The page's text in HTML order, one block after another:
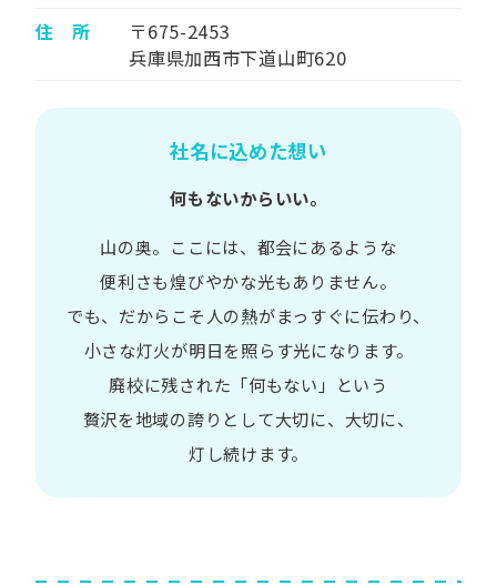
住 所
〒675-2453
兵庫県加西市下道山町620
社名に込めた想い
何もないからいい。
山の​奥。​ここには、​都会に​あるような​
便利さも煌びやかな​光も​ありません。​
でも、​だから​こそ 人の​熱が​まっすぐに​伝わり、
小さな​灯火が​明日を​照らす光に​なります。
廃校に​残された​「何も​ない」と​いう​
贅沢を地域の​誇りと​して大切に、​大切に、​
灯し続けます。​